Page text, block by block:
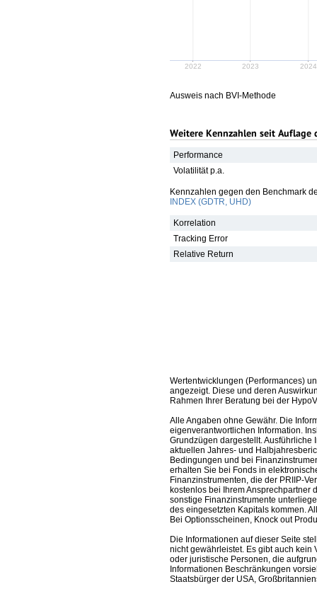
2022 2023 2024
Ausweis nach BVI-Methode
Weitere Kennzahlen seit Auflage
Performance
Volatilität p.a.
Kennzahlen gegen den Benchmark
INDEX (GDTR, UHD)
Korrelation
Tracking Error
Relative Return
Wertentwicklungen (Performances)
angezeigt. Diese und deren
Rahmen Ihrer Beratung bei der
Alle Angaben ohne Gewähr. Die
eigenverantwortlichen Information.
Grundzügen dargestellt.
aktuellen Jahres- und
Bedingungen und bei
erhalten Sie bei Fonds in
Finanzinstrumenten, die der PRIIP-
kostenlos bei Ihrem Ansprechpartner
sonstige Finanzinstrumente
des eingesetzten Kapitals kommen.
Bei Optionsscheinen, Knock out
Die Informationen auf dieser Seite
nicht gewährleistet. Es gibt auch kein
oder juristische Personen, die
Informationen Beschränkungen
Staatsbürger der USA,